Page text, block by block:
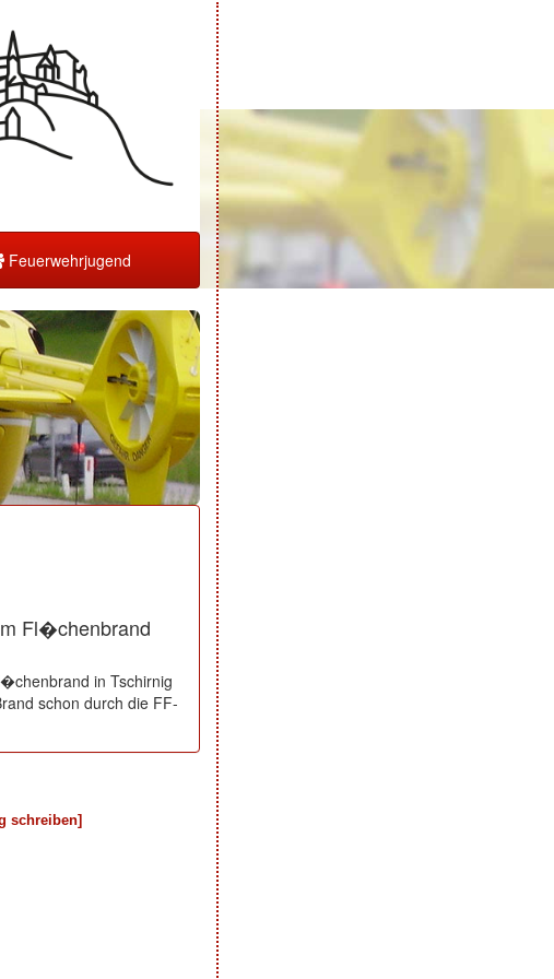
Feuerwehrjugend
Fl�chenbrand
in Tschirnig
schon durch die FF-
schreiben]